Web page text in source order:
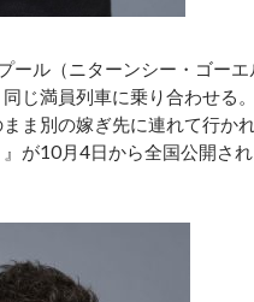
ル（ニターンシー・ゴー
じ満員列車に乗り合わせる
ま別の嫁ぎ先に連れて行か
が10月4日から全国公開さ